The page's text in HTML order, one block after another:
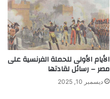
الأيام الأولى للحملة الفرنسية على
مصر – رسائل لقادتها
ديسمبر 10, 2025